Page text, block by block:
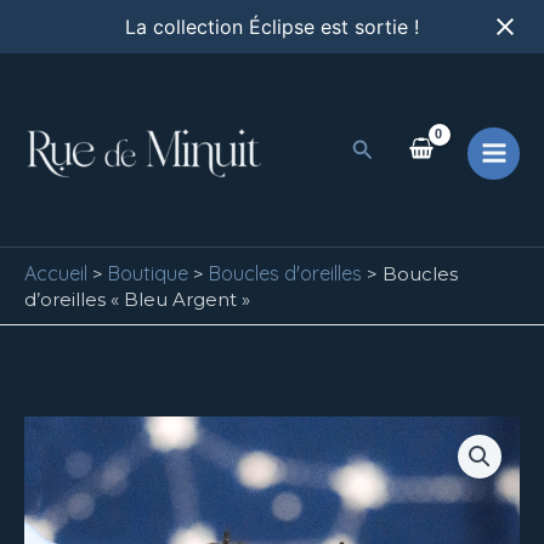
La collection Éclipse est sortie !
Rechercher
Accueil > Boutique > Boucles d'oreilles > Boucles
d’oreilles « Bleu Argent »
quantité
de
Boucles
d'oreilles